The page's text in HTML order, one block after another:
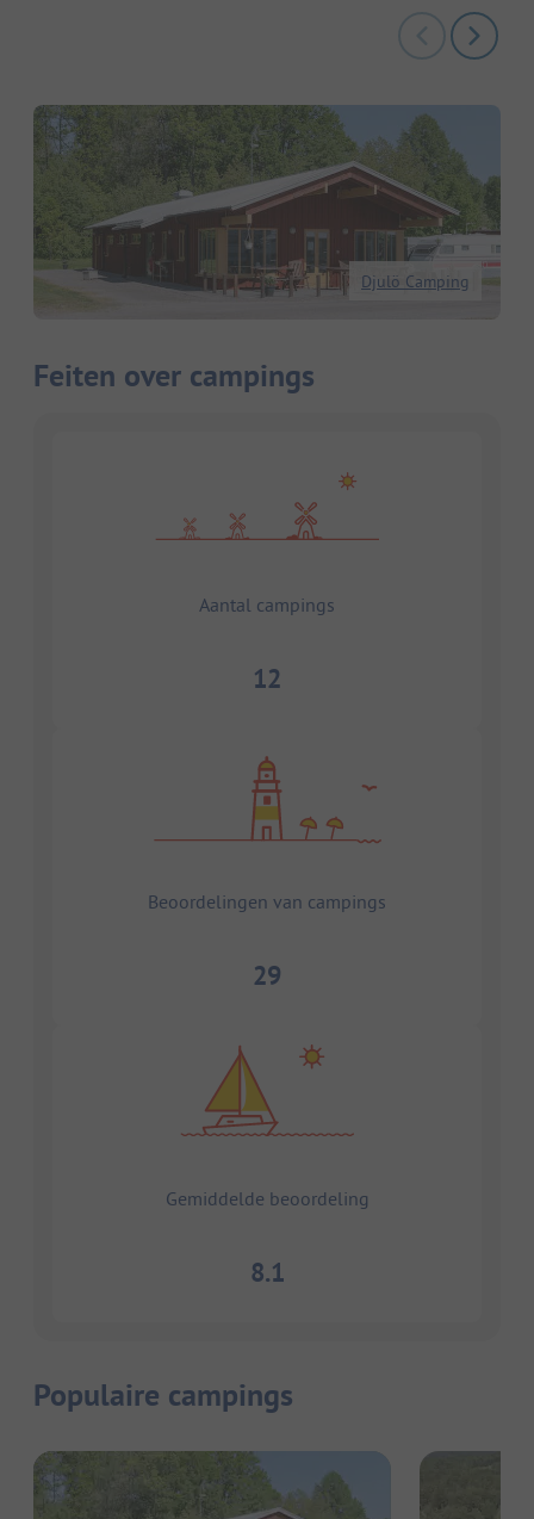
Djulö Camping
Feiten over campings
Aantal campings
12
Beoordelingen van campings
29
Gemiddelde beoordeling
8.1
Populaire campings